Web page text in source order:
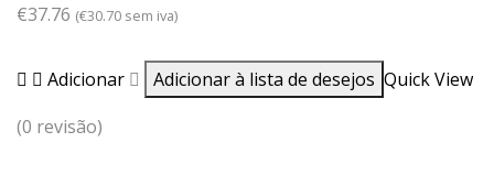
€37.76 (€30.70 sem iva)
Adicionar Adicionar à lista de desejos Quick View
(0 revisão)